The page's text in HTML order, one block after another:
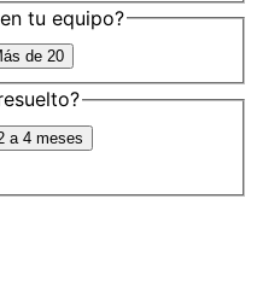
tu equipo?
de 20
a 4 meses